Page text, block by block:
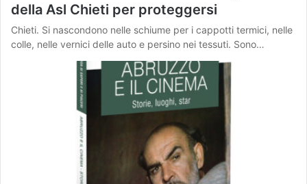
della Asl Chieti per proteggersi
Chieti. Si nascondono nelle schiume per i cappotti termici, nelle
colle, nelle vernici delle auto e persino nei tessuti. Sono…